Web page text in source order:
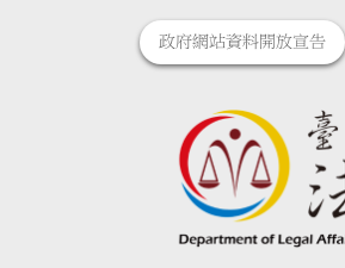
政府網站資料開放宣告